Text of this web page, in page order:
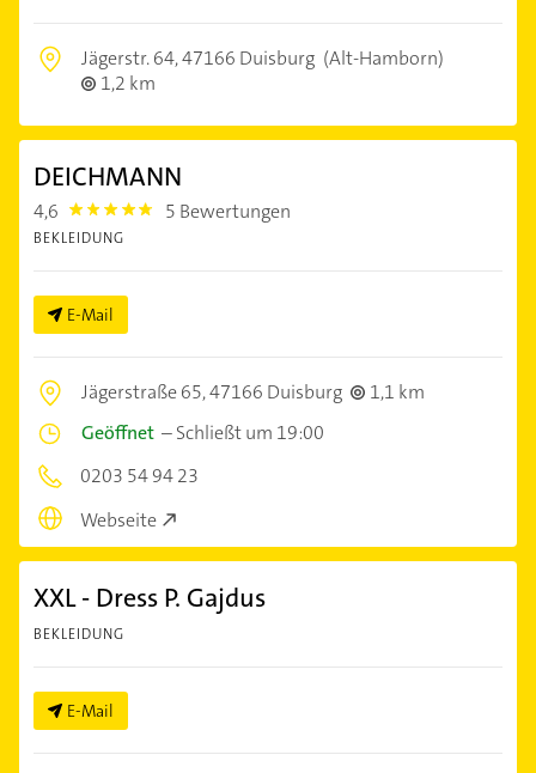
Jägerstr. 64,47166 Duisburg (Alt-Hamborn)
1,2 km
DEICHMANN
4,6 4.6 5 Bewertungen
BEKLEIDUNG
E-Mail
Jägerstraße 65,47166 Duisburg
1,1 km
Geöffnet –Schließt um 19:00
0203 54 94 23
Webseite
XXL - Dress P. Gajdus
BEKLEIDUNG
E-Mail